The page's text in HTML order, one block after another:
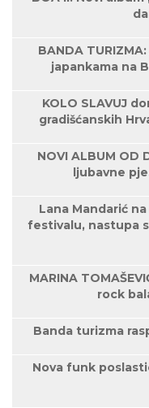
BANDA
japankama na
KOLO SLAVUJ
gradišćanskih
NOVI ALBUM OD
ljubavne
Lana Mandarić
festivalu, nastupa
MARINA
rock
Banda turizma
Nova funk